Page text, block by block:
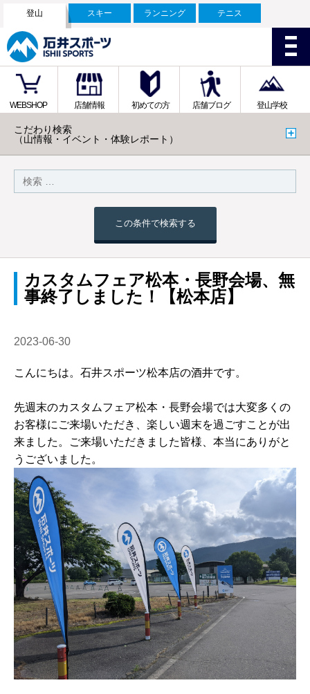
登山 スキー ランニング テニス
WEBSHOP 店舗情報 初めての方 店舗ブログ 登山学校
こだわり検索
（山情報・イベント・体験レポート）
この条件で検索する
カスタムフェア松本・長野会場、無
事終了しました！【松本店】
2023-06-30
こんにちは。石井スポーツ松本店の酒井です。
先週末のカスタムフェア松本・長野会場では大変多くの
お客様にご来場いただき、楽しい週末を過ごすことが出
来ました。ご来場いただきました皆様、本当にありがと
うございました。